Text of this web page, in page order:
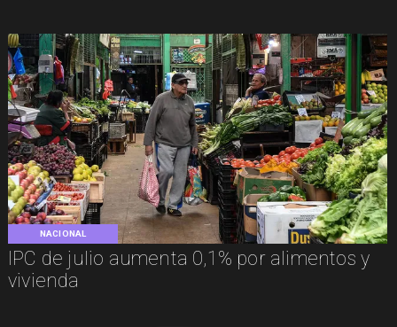
NACIONAL
IPC de julio aumenta 0,1% por alimentos y
vivienda